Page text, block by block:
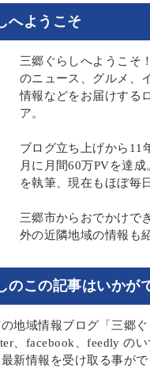
へようこそ
三郷ぐらしへようこそ
のニュース、グルメ、
情報などをお届けする
ア。
ブログ立ち上げから11
月に月間60万PVを達
を執筆、現在もほぼ毎
三郷市からおでかけで
外の近隣地域の情報も
のこの記事はいかが
地域情報ブログ「三郷
、facebook、feedly の
新情報を受け取る事がで